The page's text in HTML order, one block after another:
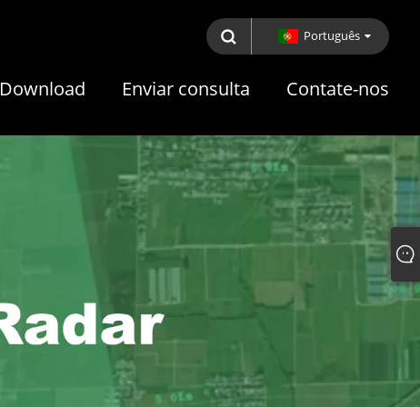
Português
Download Enviar consulta Contate-nos